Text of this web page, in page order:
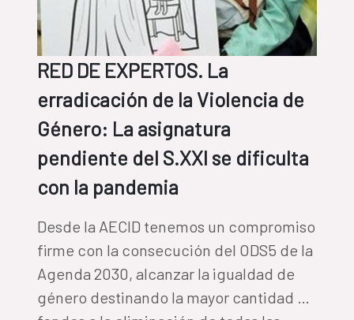
RED DE EXPERTOS. La
erradicación de la Violencia de
Género: La asignatura
pendiente del S.XXI se dificulta
con la pandemia
Desde la AECID tenemos un compromiso
firme con la consecución del ODS5 de la
Agenda 2030, alcanzar la igualdad de
género destinando la mayor cantidad de